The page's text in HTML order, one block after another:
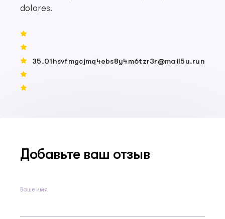
35.01hsvfmgcjmq4ebs8y4m6tzr3r@mail5u.run
dolores.
Добавьте ваш отзыв
Ваше имя